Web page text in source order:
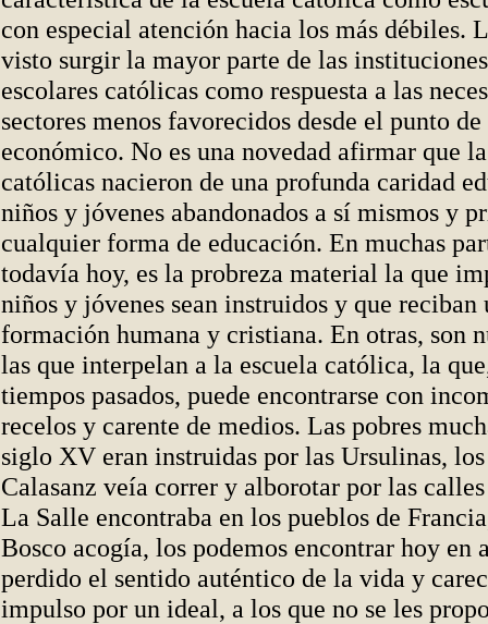
con especial atención hacia los más débiles.
visto surgir la mayor parte de las
escolares católicas como respuesta a las
sectores menos favorecidos desde el punto
económico. No es una novedad afirmar que
católicas nacieron de una profunda caridad
niños y jóvenes abandonados a sí mismos y
cualquier forma de educación. En muchas
todavía hoy, es la probreza material la que
niños y jóvenes sean instruidos y que reciban
formación humana y cristiana. En otras, son
las que interpelan a la escuela católica, la
tiempos pasados, puede encontrarse con
recelos y carente de medios. Las pobres
siglo XV eran instruidas por las Ursulinas,
Calasanz veía correr y alborotar por las
La Salle encontraba en los pueblos de
Bosco acogía, los podemos encontrar hoy en
perdido el sentido auténtico de la vida y
impulso por un ideal, a los que no se les